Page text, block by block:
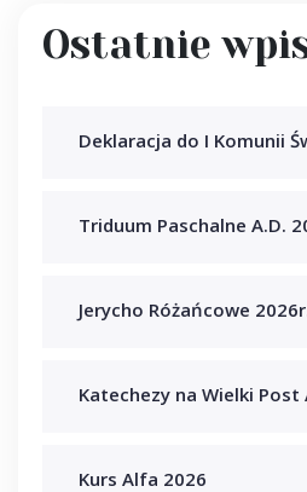
Ostatnie
Deklaracja do I Komunii
Triduum Paschalne A.D.
Jerycho Różańcowe
Katechezy na Wielki Post
Kurs Alfa 2026